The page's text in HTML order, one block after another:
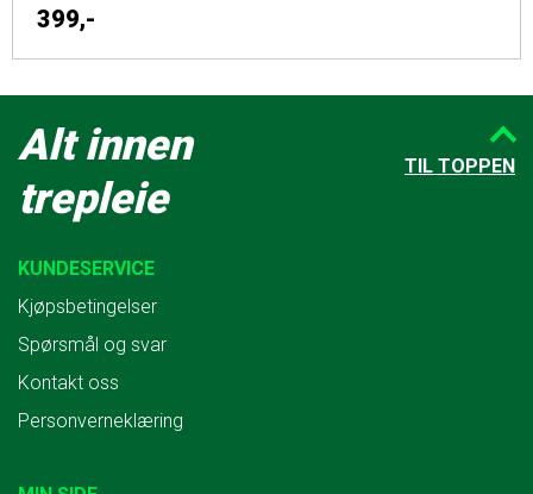
399,-
Alt innen
trepleie
KUNDESERVICE
Kjøpsbetingelser
Spørsmål og svar
Kontakt oss
Personverneklæring
TIL TOPPEN